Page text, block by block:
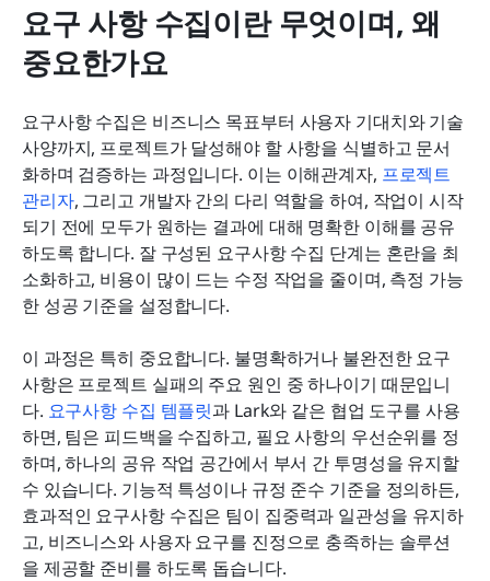
요구 사항 수집이란 무엇이며, 왜
중요한가요
요구사항 수집은 비즈니스 목표부터 사용자 기대치와 기술
사양까지, 프로젝트가 달성해야 할 사항을 식별하고 문서
화하며 검증하는 과정입니다. 이는 이해관계자, 프로젝트
관리자, 그리고 개발자 간의 다리 역할을 하여, 작업이 시작
되기 전에 모두가 원하는 결과에 대해 명확한 이해를 공유
하도록 합니다. 잘 구성된 요구사항 수집 단계는 혼란을 최
소화하고, 비용이 많이 드는 수정 작업을 줄이며, 측정 가능
한 성공 기준을 설정합니다.
이 과정은 특히 중요합니다. 불명확하거나 불완전한 요구
사항은 프로젝트 실패의 주요 원인 중 하나이기 때문입니
다. 요구사항 수집 템플릿과 Lark와 같은 협업 도구를 사용
하면, 팀은 피드백을 수집하고, 필요 사항의 우선순위를 정
하며, 하나의 공유 작업 공간에서 부서 간 투명성을 유지할
수 있습니다. 기능적 특성이나 규정 준수 기준을 정의하든,
효과적인 요구사항 수집은 팀이 집중력과 일관성을 유지하
고, 비즈니스와 사용자 요구를 진정으로 충족하는 솔루션
을 제공할 준비를 하도록 돕습니다.